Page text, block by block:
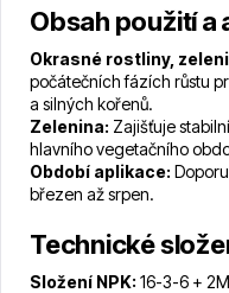
Drobná ovoce
Substráty, hnojiva,
Obsah použití a
Okrasné rostliny,
počátečních fázích růstu
a silných kořenů.
Zelenina: Zajišťuje
hlavního vegetačního
Období aplikace:
březen až srpen.
Technické
Složení NPK: 16-3-6 +